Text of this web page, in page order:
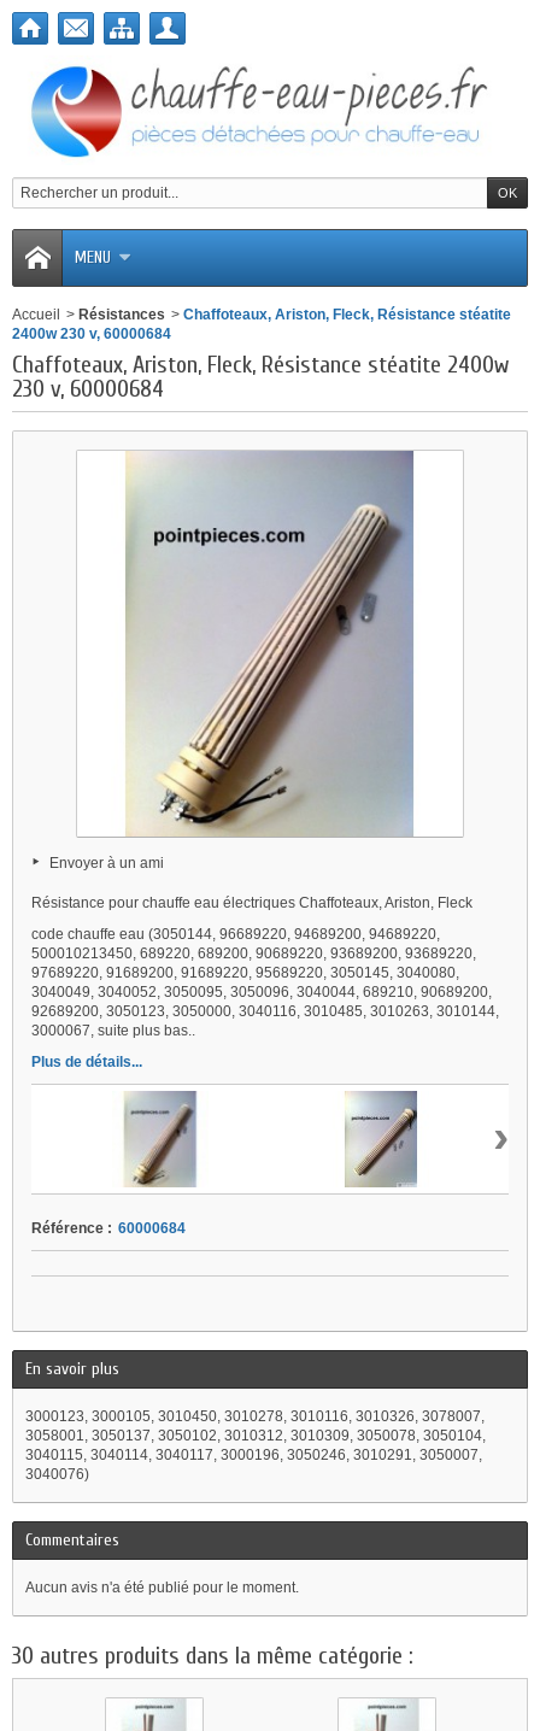
MENU
Accueil > Résistances > Chaffoteaux, Ariston, Fleck, Résistance stéatite
2400w 230 v, 60000684
Chaffoteaux, Ariston, Fleck, Résistance stéatite 2400w
230 v, 60000684
Envoyer à un ami
Résistance pour chauffe eau électriques Chaffoteaux, Ariston, Fleck
code chauffe eau (3050144, 96689220, 94689200, 94689220,
500010213450, 689220, 689200, 90689220, 93689200, 93689220,
97689220, 91689200, 91689220, 95689220, 3050145, 3040080,
3040049, 3040052, 3050095, 3050096, 3040044, 689210, 90689200,
92689200, 3050123, 3050000, 3040116, 3010485, 3010263, 3010144,
3000067, suite plus bas..
Plus de détails...
›
Référence : 60000684
En savoir plus
3000123, 3000105, 3010450, 3010278, 3010116, 3010326, 3078007,
3058001, 3050137, 3050102, 3010312, 3010309, 3050078, 3050104,
3040115, 3040114, 3040117, 3000196, 3050246, 3010291, 3050007,
3040076)
Commentaires
Aucun avis n'a été publié pour le moment.
30 autres produits dans la même catégorie :